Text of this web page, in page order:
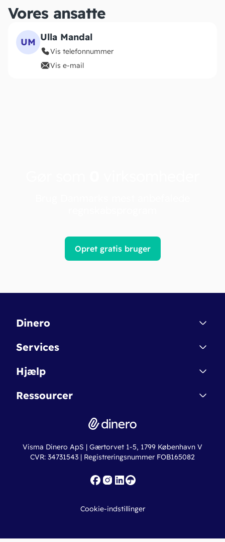
Vores ansatte
UM Ulla Mandal
Vis telefonnummer
Vis e-mail
Opret gratis bruger
Dinero
Kontakt
Betingelser & Sikkerhed
Nye funktioner
Services
Dinero Starter
Dinero Pro
Erhvervslån
Fakturaskabeloner
Hjælp
Regnskabsordbogen
Online regnskabskurser
Ressourcer
Ny virksomhed
Iværksætterlegat
Visma Dinero ApS | Gærtorvet 1-5, 1799 København V
CVR: 34731543 | Registreringsnummer FOB165082
Cookie-indstillinger